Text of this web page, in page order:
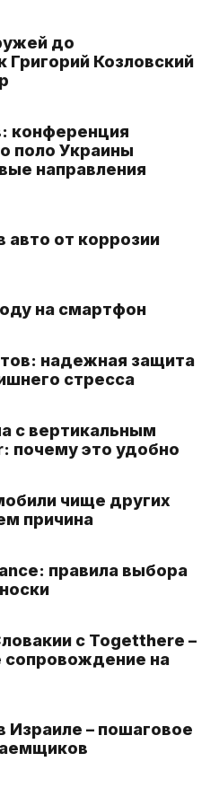
до
Григорий Козловский
конференция
поло Украины
направления
авто от коррозии
на смартфон
надежная защита
стресса
с вертикальным
почему это удобно
чище других
причина
правила выбора
с Togetthere –
сопровождение на
Израиле – пошаговое